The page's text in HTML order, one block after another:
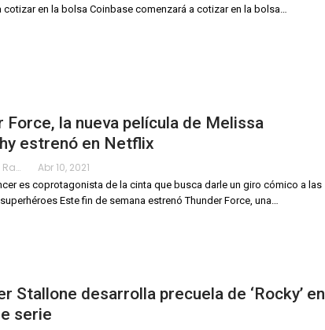
cotizar en la bolsa Coinbase comenzará a cotizar en la bolsa
Force, la nueva película de Melissa
estrenó en Netflix
Karimy Ortíz Ramos Abr 10, 2021
es coprotagonista de la cinta que busca darle un giro cómico a las
Este fin de semana estrenó Thunder Force, una
Stallone desarrolla precuela de ‘Rocky’ en
serie